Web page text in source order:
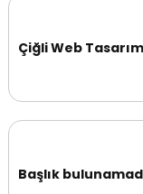
Çiğli Web
Başlık